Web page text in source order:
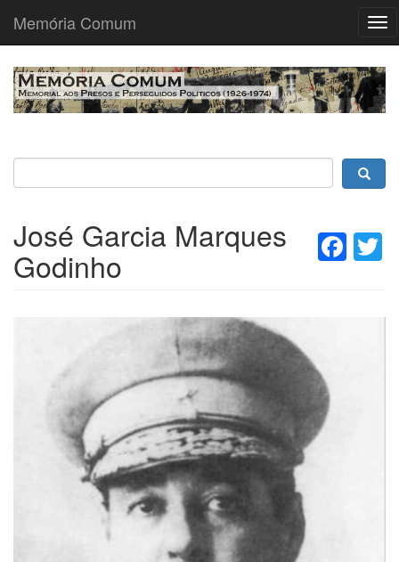
Passar
para
Memória Comum
José Garcia Marques
Godinho